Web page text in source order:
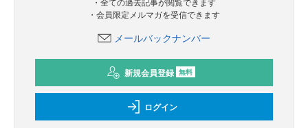
・会員限定メルマガを受信できます
メールバックナンバー
新規会員登録 無料
ログイン